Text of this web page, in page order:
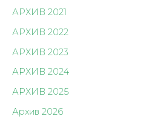
АРХИВ 2021
АРХИВ 2022
АРХИВ 2023
АРХИВ 2024
АРХИВ 2025
Архив 2026